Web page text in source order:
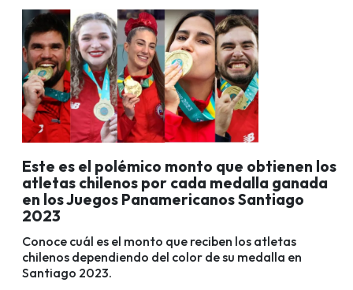
Este es el polémico monto que obtienen los
atletas chilenos por cada medalla ganada
en los Juegos Panamericanos Santiago
2023
Conoce cuál es el monto que reciben los atletas
chilenos dependiendo del color de su medalla en
Santiago 2023.